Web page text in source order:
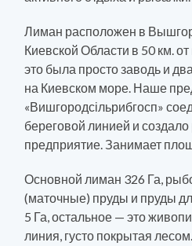
Лиман расположен в
Киевской Области в 50 км.
это была просто заводь и
на Киевском море. Наше
«Вишгородсільрибгосп»
береговой линией и
предприятие. Занимает
Основной лиман 326 Га,
(маточные) пруды и пруды
5 Га, остальное — это
линия, густо покрытая лесом.